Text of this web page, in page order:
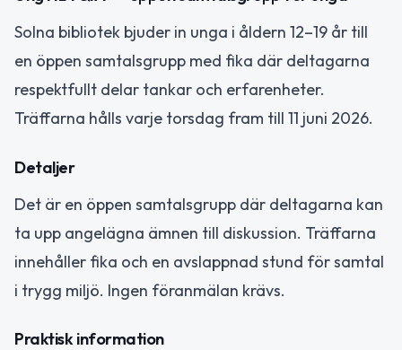
Solna bibliotek bjuder in unga i åldern 12–19 år till
en öppen samtalsgrupp med fika där deltagarna
respektfullt delar tankar och erfarenheter.
Träffarna hålls varje torsdag fram till 11 juni 2026.
Detaljer
Det är en öppen samtalsgrupp där deltagarna kan
ta upp angelägna ämnen till diskussion. Träffarna
innehåller fika och en avslappnad stund för samtal
i trygg miljö. Ingen föranmälan krävs.
Praktisk information